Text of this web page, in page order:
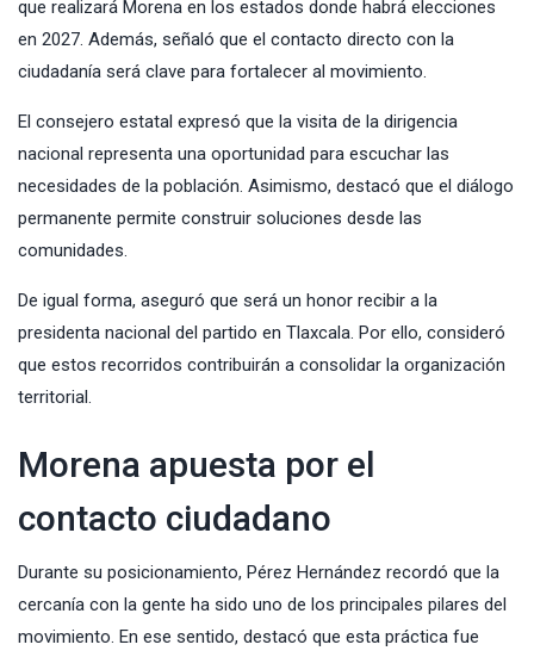
que realizará Morena en los estados donde habrá elecciones
en 2027. Además, señaló que el contacto directo con la
ciudadanía será clave para fortalecer al movimiento.
El consejero estatal expresó que la visita de la dirigencia
nacional representa una oportunidad para escuchar las
necesidades de la población. Asimismo, destacó que el diálogo
permanente permite construir soluciones desde las
comunidades.
De igual forma, aseguró que será un honor recibir a la
presidenta nacional del partido en Tlaxcala. Por ello, consideró
que estos recorridos contribuirán a consolidar la organización
territorial.
Morena apuesta por el
contacto ciudadano
Durante su posicionamiento, Pérez Hernández recordó que la
cercanía con la gente ha sido uno de los principales pilares del
movimiento. En ese sentido, destacó que esta práctica fue